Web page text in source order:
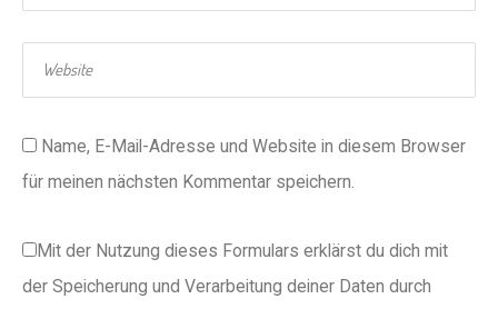
Name, E-Mail-Adresse und Website in diesem Browser
für meinen nächsten Kommentar speichern.
Mit der Nutzung dieses Formulars erklärst du dich mit
der Speicherung und Verarbeitung deiner Daten durch